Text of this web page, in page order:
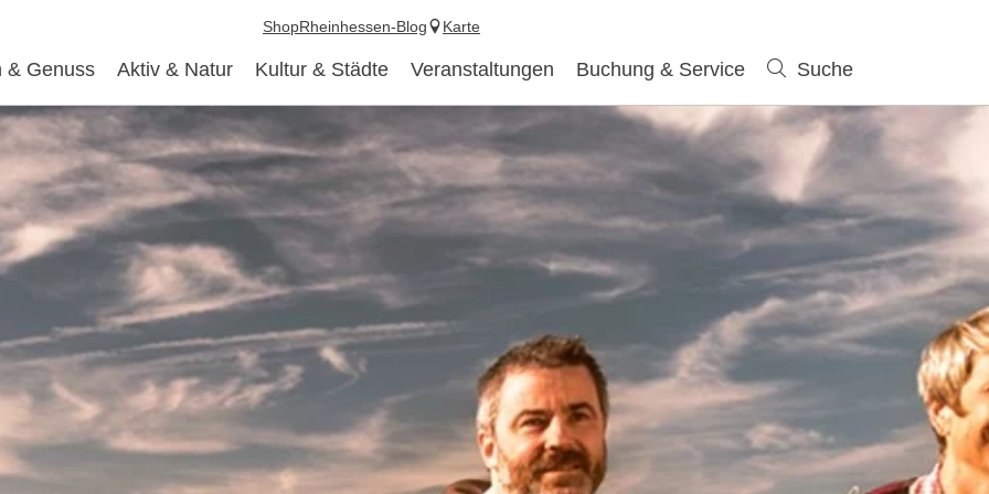
& Genuss Aktiv & Natur Kultur & Städte Veranstaltungen Buchung & Service Suche
ShopRheinhessen-Blog Karte